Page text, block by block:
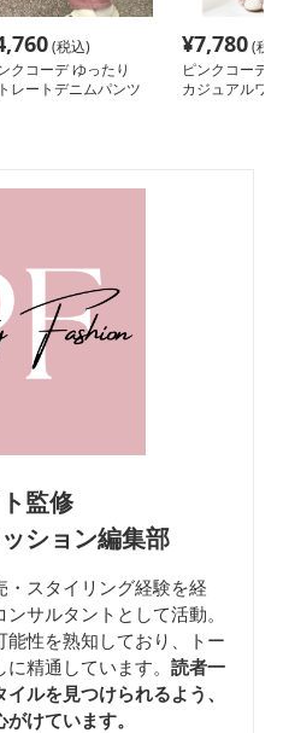
(税込)
クコーデ ゆったり
レートデニムパンツ
¥7,780(税
ピンクコーデ
カジュアルワ
監修
ション編集部
スタイリング経験を経
サルタントとして活動。
能性を熟知しており、トー
精通しています。 読者一
ルを見つけられるよう、
けています。